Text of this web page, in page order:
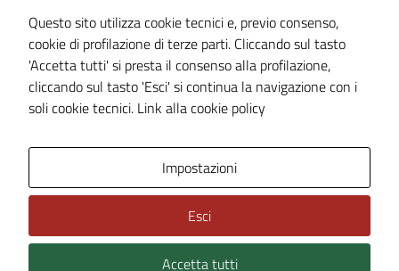
Cookie Policy
Note legali
Dichiarazione di accessibilità
Piano di miglioramento del sito
Technical Design s.r.l.
Questo sito utilizza cookie tecnici e, previo consenso,
cookie di profilazione di terze parti. Cliccando sul tasto
'Accetta tutti' si presta il consenso alla profilazione,
cliccando sul tasto 'Esci' si continua la navigazione con i
soli cookie tecnici. Link alla cookie policy
Impostazioni
Esci
Accetta tutti
Tecnici
sono necessari
per il
funzionamento
possono
essere